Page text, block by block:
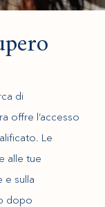
di
offre l’accesso
Le
alle tue
e sulla
dopo